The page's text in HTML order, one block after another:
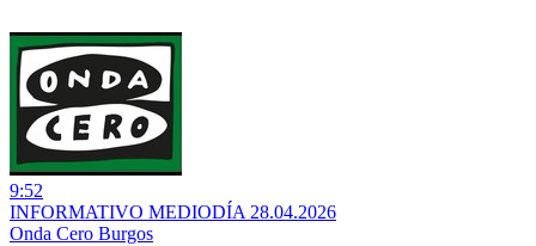
9:52
INFORMATIVO MEDIODÍA 28.04.2026
Onda Cero Burgos